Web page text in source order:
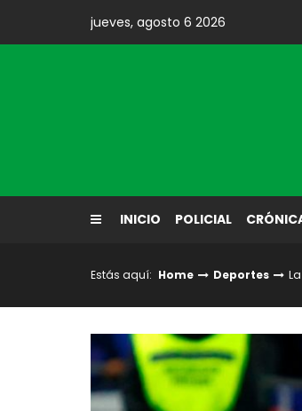
content
jueves, agosto 6 2026
Diario El
INICIO POLICIAL
Estás aquí: Home Deportes